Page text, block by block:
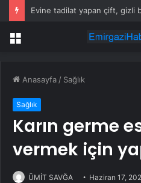
Menü
Anasayfa / Sağlık
Sağlık
Karın germe
vermek için
ÜMİT SAVĞA Haziran 17,